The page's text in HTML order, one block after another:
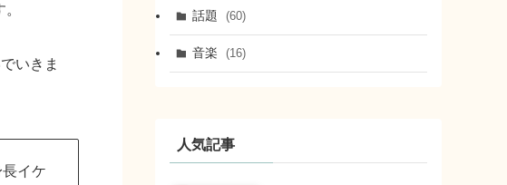
いきま
イケ
話題 (60)
音楽 (16)
人気記事